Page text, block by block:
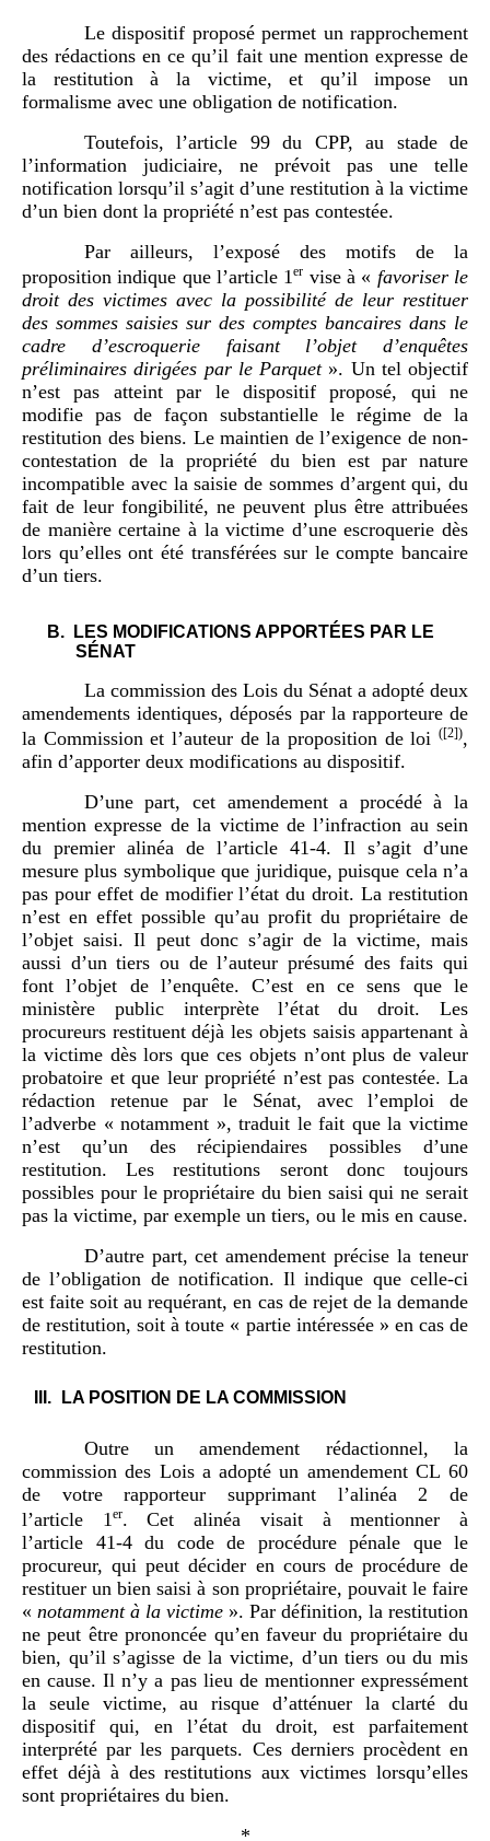
Le dispositif proposé permet un rapprochement
des rédactions en ce qu’il fait une mention expresse de
la restitution à la victime, et qu’il impose un
formalisme avec une obligation de notification.
Toutefois, l’article 99 du CPP, au stade de
l’information judiciaire, ne prévoit pas une telle
notification lorsqu’il s’agit d’une restitution à la victime
d’un bien dont la propriété n’est pas contestée.
Par ailleurs, l’exposé des motifs de la
proposition indique que l’article 1er vise à « favoriser le
droit des victimes avec la possibilité de leur restituer
des sommes saisies sur des comptes bancaires dans le
cadre d’escroquerie faisant l’objet d’enquêtes
préliminaires dirigées par le Parquet». Un tel objectif
n’est pas atteint par le dispositif proposé, qui ne
modifie pas de façon substantielle le régime de la
restitution des biens. Le maintien de l’exigence de non-
contestation de la propriété du bien est par nature
incompatible avec la saisie de sommes d’argent qui, du
fait de leur fongibilité, ne peuvent plus être attribuées
de manière certaine à la victime d’une escroquerie dès
lors qu’elles ont été transférées sur le compte bancaire
d’un tiers.
LES MODIFICATIONS APPORTÉES PAR LE
SÉNAT
La commission des Lois du Sénat a adopté deux
amendements identiques, déposés par la rapporteure de
la Commission et l’auteur de la proposition de loi ([2]),
afin d’apporter deux modifications au dispositif.
D’une part, cet amendement a procédé à la
mention expresse de la victime de l’infraction au sein
du premier alinéa de l’article 41-4. Il s’agit d’une
mesure plus symbolique que juridique, puisque cela n’a
pas pour effet de modifier l’état du droit. La restitution
n’est en effet possible qu’au profit du propriétaire de
l’objet saisi. Il peut donc s’agir de la victime, mais
aussi d’un tiers ou de l’auteur présumé des faits qui
font l’objet de l’enquête. C’est en ce sens que le
ministère public interprète l’état du droit. Les
procureurs restituent déjà les objets saisis appartenant à
la victime dès lors que ces objets n’ont plus de valeur
probatoire et que leur propriété n’est pas contestée. La
rédaction retenue par le Sénat, avec l’emploi de
l’adverbe « notamment », traduit le fait que la victime
n’est qu’un des récipiendaires possibles d’une
restitution. Les restitutions seront donc toujours
possibles pour le propriétaire du bien saisi qui ne serait
pas la victime, par exemple un tiers, ou le mis en cause.
D’autre part, cet amendement précise la teneur
de l’obligation de notification. Il indique que celle-ci
est faite soit au requérant, en cas de rejet de la demande
de restitution, soit à toute « partie intéressée » en cas de
restitution.
LA POSITION DE LA COMMISSION
Outre un amendement rédactionnel, la
commission des Lois a adopté un amendement CL 60
de votre rapporteur supprimant l’alinéa 2 de
l’article 1er. Cet alinéa visait à mentionner à
l’article 41-4 du code de procédure pénale que le
procureur, qui peut décider en cours de procédure de
restituer un bien saisi à son propriétaire, pouvait le faire
« notamment à la victime ». Par définition, la restitution
ne peut être prononcée qu’en faveur du propriétaire du
bien, qu’il s’agisse de la victime, d’un tiers ou du mis
en cause. Il n’y a pas lieu de mentionner expressément
la seule victime, au risque d’atténuer la clarté du
dispositif qui, en l’état du droit, est parfaitement
interprété par les parquets. Ces derniers procèdent en
effet déjà à des restitutions aux victimes lorsqu’elles
sont propriétaires du bien.
*